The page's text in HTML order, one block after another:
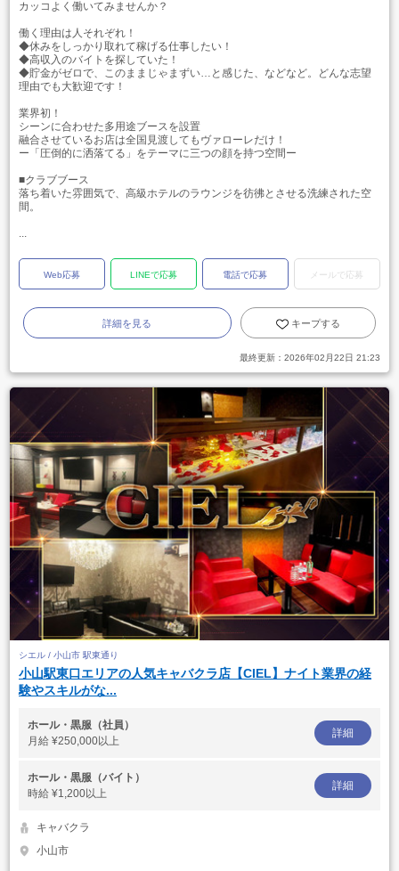
カッコよく働いてみませんか？
働く理由は人それぞれ！
◆休みをしっかり取れて稼げる仕事したい！
◆高収入のバイトを探していた！
◆貯金がゼロで、このままじゃまずい…と感じた、などなど。どんな志望
理由でも大歓迎です！
業界初！
シーンに合わせた多用途ブースを設置
融合させているお店は全国見渡してもヴァローレだけ！
ー「圧倒的に洒落てる」をテーマに三つの顔を持つ空間ー
■クラブブース
落ち着いた雰囲気で、高級ホテルのラウンジを彷彿とさせる洗練された空
間。
...
Web応募 LINEで応募 電話で応募 メールで応募
詳細を見る キープする
最終更新： 2026年02月22日 21:23
シエル / 小山市 駅東通り
小山駅東口エリアの人気キャバクラ店【CIEL】ナイト業界の経
験やスキルがな...
ホール・黒服（社員）
月給 ¥250,000以上
詳細
ホール・黒服（バイト）
時給 ¥1,200以上
詳細
キャバクラ
小山市